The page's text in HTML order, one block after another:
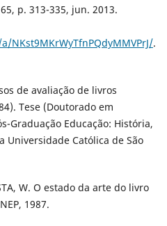
p. 313-335, jun. 2013.
.
de avaliação de livros
Tese (Doutorado em
Graduação Educação: História,
Universidade Católica de São
W. O estado da arte do livro
1987.